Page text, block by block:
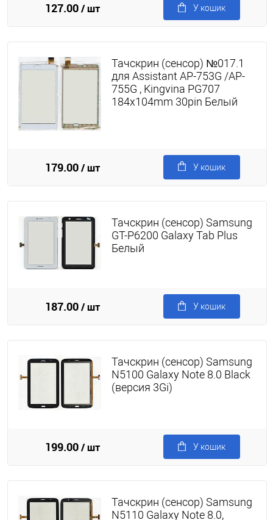
127.00/ шт У кошик
Тачскрин (сенсор) №017.1
для Assistant AP-753G /AP-
755G , Kingvina PG707
184x104mm 30pin Белый
179.00/ шт У кошик
Тачскрин (сенсор) Samsung
GT-P6200 Galaxy Tab Plus
Белый
187.00/ шт У кошик
Тачскрин (сенсор) Samsung
N5100 Galaxy Note 8.0 Black
(версия 3Gi)
199.00/ шт У кошик
Тачскрин (сенсор) Samsung
N5110 Galaxy Note 8.0,